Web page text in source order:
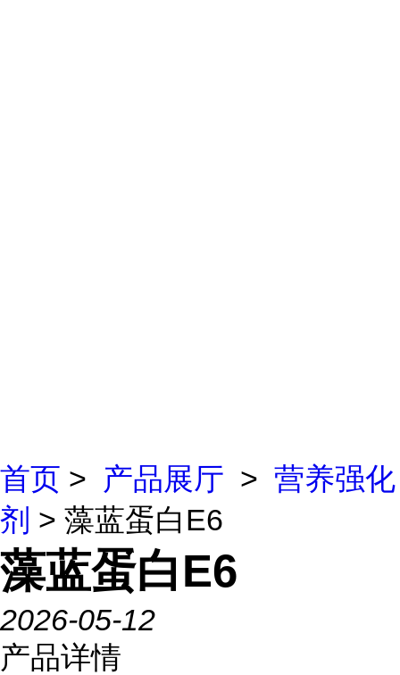
首页 > 产品展厅 > 营养强化
剂 > 藻蓝蛋白E6
藻蓝蛋白E6
2026-05-12
产品详情